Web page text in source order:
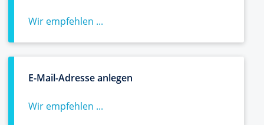
Wir empfehlen ...
E-Mail-Adresse anlegen
Wir empfehlen ...